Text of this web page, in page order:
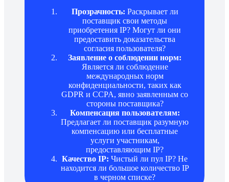
Прозрачность: Раскрывает ли
поставщик свои методы
приобретения IP? Могут ли они
предоставить доказательства
согласия пользователя?
Заявление о соблюдении норм:
Является ли соблюдение
международных норм
конфиденциальности, таких как
GDPR и CCPA, явно заявленным со
стороны поставщика?
Компенсация пользователям:
Предлагает ли поставщик разумную
компенсацию или бесплатные
услуги участникам,
предоставляющим IP?
Качество IP: Чистый ли пул IP? Не
находится ли большое количество IP
в черном списке?